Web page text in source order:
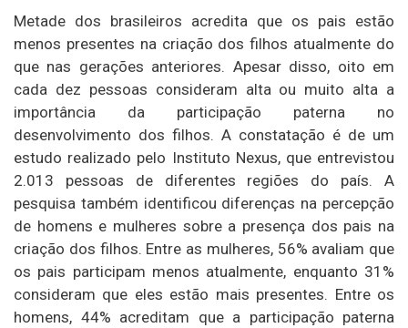
Metade dos brasileiros acredita que os pais estão
menos presentes na criação dos filhos atualmente do
que nas gerações anteriores. Apesar disso, oito em
cada dez pessoas consideram alta ou muito alta a
importância da participação paterna no
desenvolvimento dos filhos. A constatação é de um
estudo realizado pelo Instituto Nexus, que entrevistou
2.013 pessoas de diferentes regiões do país. A
pesquisa também identificou diferenças na percepção
de homens e mulheres sobre a presença dos pais na
criação dos filhos. Entre as mulheres, 56% avaliam que
os pais participam menos atualmente, enquanto 31%
consideram que eles estão mais presentes. Entre os
homens, 44% acreditam que a participação paterna